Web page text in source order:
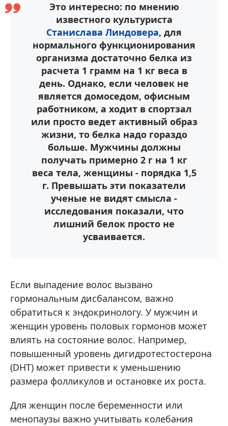
Это интересно: по мнению
известного культуриста
Станислава Линдовера, для
нормального функционирования
организма достаточно белка из
расчета 1 грамм на 1 кг веса в
день. Однако, если человек не
является домоседом, офисным
работником, а ходит в спортзал
или просто ведет активный образ
жизни, то белка надо гораздо
больше. Мужчины должны
получать примерно 2 г на 1 кг
веса тела, женщины - порядка 1,5
г. Превышать эти показатели
ученые не видят смысла -
исследования показали, что
лишний белок просто не
усваивается.
Если выпадение волос вызвано
гормональным дисбалансом, важно
обратиться к эндокринологу. У мужчин и
женщин уровень половых гормонов может
влиять на состояние волос. Например,
повышенный уровень дигидротестостерона
(DHT) может привести к уменьшению
размера фолликулов и остановке их роста.
Для женщин после беременности или
менопаузы важно учитывать колебания